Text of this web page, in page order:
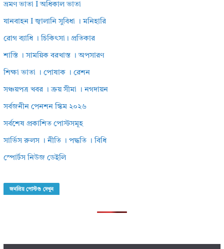
ভ্রমণ ভাতা I অধিকাল ভাতা
যানবাহন I জ্বালানি সুবিধা । মনিহারি
রোগ ব্যাধি । চিকিৎসা। প্রতিকার
শাস্তি । সাময়িক বরখাস্ত । অপসারণ
শিক্ষা ভাতা । পোষাক । রেশন
সঞ্চয়পত্র খবর । ক্রয় সীমা । নগদায়ন
সর্বজনীন পেনশন স্কিম ২০২৬
সর্বশেষ প্রকাশিত পোস্টসমূহ
সার্ভিস রুলস । নীতি । পদ্ধতি । বিধি
স্পোর্টস নিউজ ডেইলি
জনপ্রিয় পোস্টগু দেখুন